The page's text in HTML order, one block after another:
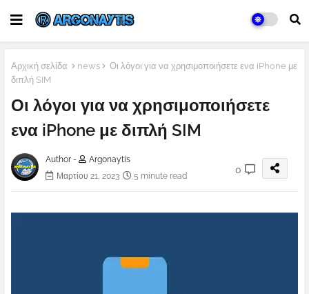
Αρχική σελίδα news
Οι λόγοι για να χρησιμοποιήσετε ενα iPhone με
διπλή SIM
Οι λόγοι για να χρησιμοποιήσετε
ενα iPhone με διπλή SIM
Author -
Argonaytis
Μαρτίου 21, 2023
5 minute read
0